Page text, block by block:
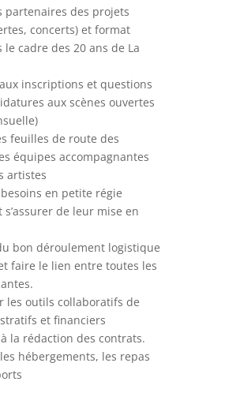
partenaires des projets
concerts) et format
cadre des 20 ans de La
inscriptions et questions
aux scènes ouvertes
feuilles de route des
équipes accompagnantes
artistes
en petite régie
de leur mise en
bon déroulement logistique
faire le lien entre toutes les
les outils collaboratifs de
et financiers
la rédaction des contrats.
hébergements, les repas